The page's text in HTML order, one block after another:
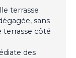
terrasse
sans
terrasse côté
des